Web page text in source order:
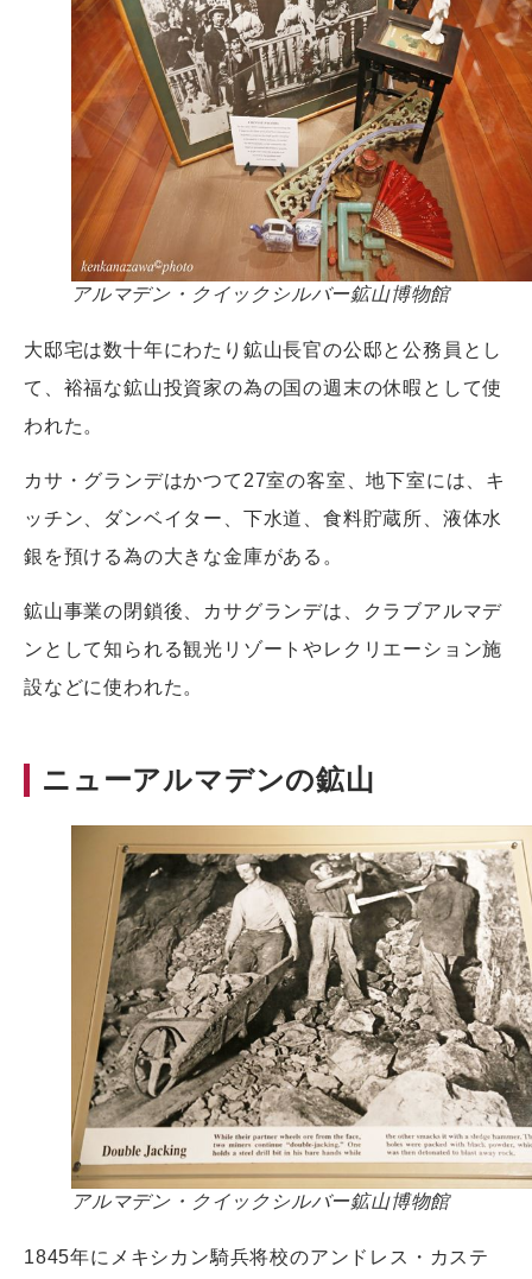
アルマデン・クイックシルバー鉱山博物館
大邸宅は数十年にわたり鉱山長官の公邸と公務員とし
て、裕福な鉱山投資家の為の国の週末の休暇として使
われた。
カサ・グランデはかつて27室の客室、地下室には、キ
ッチン、ダンベイター、下水道、食料貯蔵所、液体水
銀を預ける為の大きな金庫がある。
鉱山事業の閉鎖後、カサグランデは、クラブアルマデ
ンとして知られる観光リゾートやレクリエーション施
設などに使われた。
ニューアルマデンの鉱山
アルマデン・クイックシルバー鉱山博物館
1845年にメキシカン騎兵将校のアンドレス・カステ